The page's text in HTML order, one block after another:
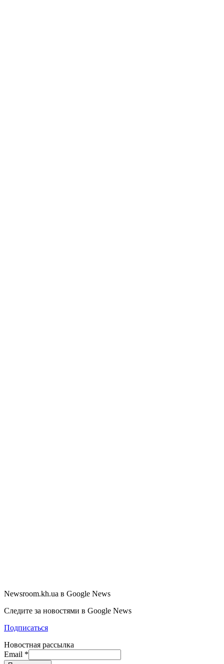
Newsroom.kh.ua в Google News
Следите за новостями в Google News
Подписаться
Новостная рассылка
Email *